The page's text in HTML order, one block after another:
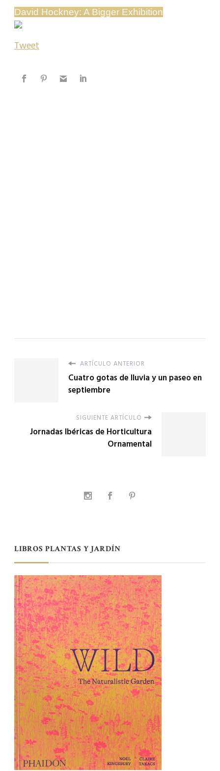
David Hockney: A Bigger Exhibition
Tweet
ARTÍCULO ANTERIOR
Cuatro gotas de lluvia y un paseo en
septiembre
SIGUIENTE ARTÍCULO
Jornadas Ibéricas de Horticultura
Ornamental
LIBROS PLANTAS Y JARDÍN